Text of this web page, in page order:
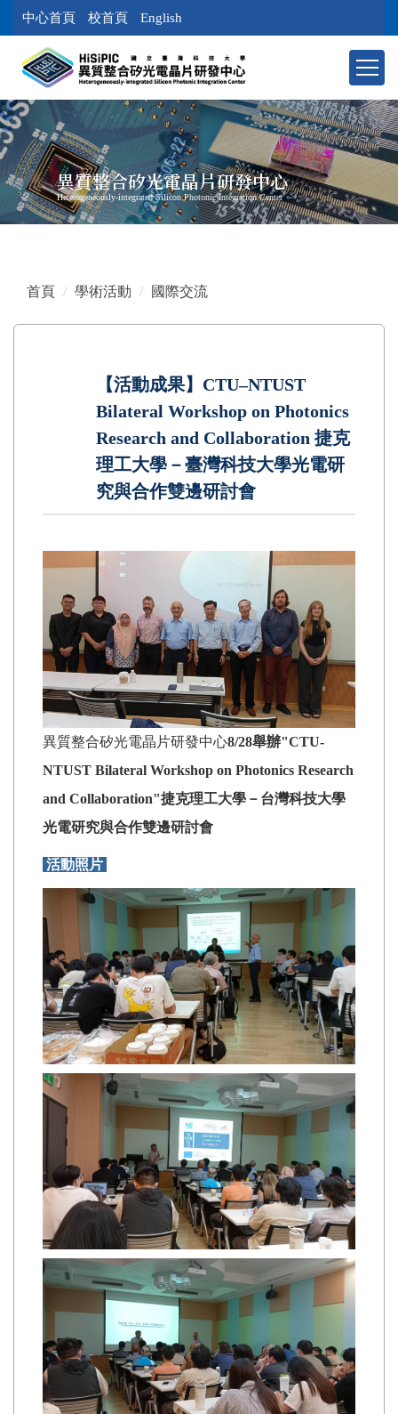
到
內
容
區
塊
中心首頁 校首頁 English
異質整合矽光電晶片研發中心
Heterogeneously-integrated Silicon Photonic Integration Center
首頁 學術活動 國際交流
【活動成果】CTU–NTUST
Bilateral Workshop on Photonics
Research and Collaboration 捷克
理工大學－臺灣科技大學光電研
究與合作雙邊研討會
異質整合矽光電晶片研發中心8/28舉辦"CTU-
NTUST Bilateral Workshop on Photonics Research
and Collaboration"捷克理工大學－台灣科技大學
光電研究與合作雙邊研討會
活動照片